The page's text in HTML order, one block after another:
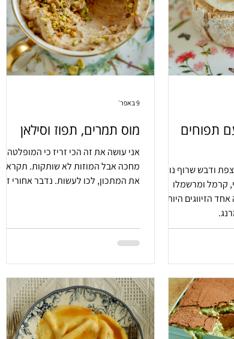
תפוחים
ודבש שרוף נותן
קרמל ומרשמלו
הזיווגים היותר
מוס תמרים, תפוז וסילאן
אני עושה את זה הכי זריז כי המופלטה
מחכה אבל המוזות לא שותקות. תקראו
את המתכון, לכו לעשות. נדבר אחורי זה.
9 באפר׳